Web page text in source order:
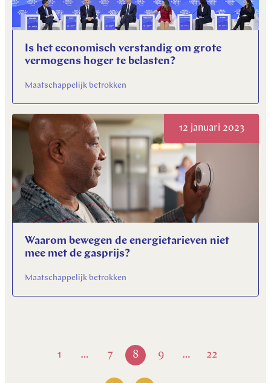
Is het economisch verstandig om grote
vermogens hoger te belasten?
Maatschappelijk betrokken
12 januari 2023
Waarom bewegen de energietarieven niet
mee met de gasprijs?
Maatschappelijk betrokken
1 … 7 8 9 … 22